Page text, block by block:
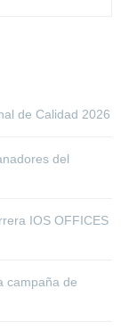
de Calidad 2026
del
IOS OFFICES
campaña de